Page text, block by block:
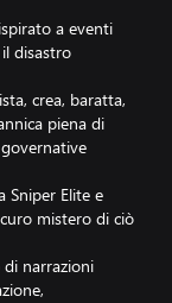
a eventi
disastro
crea, baratta,
piena di
Sniper Elite e
mistero di ciò
narrazioni